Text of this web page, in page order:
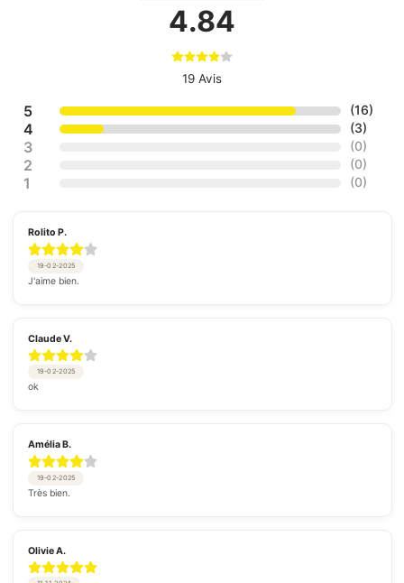
4.84
19 Avis
5 (16)
4 (3)
3 (0)
2 (0)
1 (0)
Rolito P.
19-02-2025
J'aime bien.
Claude V.
19-02-2025
ok
Amélia B.
19-02-2025
Très bien.
Olivie A.